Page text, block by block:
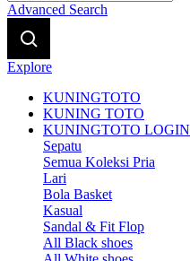
Advanced Search
Explore
KUNINGTOTO
KUNING TOTO
KUNINGTOTO LOGIN
Sepatu
Semua Koleksi Pria
Lari
Bola Basket
Kasual
Sandal & Fit Flop
All Black shoes